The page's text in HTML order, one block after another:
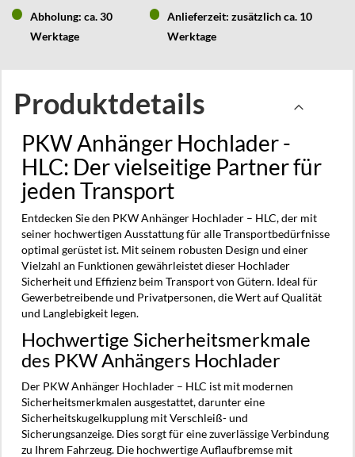
Abholung: ca. 30
Werktage
Anlieferzeit: zusätzlich ca. 10
Werktage
Produktdetails
PKW Anhänger Hochlader -
HLC: Der vielseitige Partner für
jeden Transport
Entdecken Sie den PKW Anhänger Hochlader – HLC, der mit
seiner hochwertigen Ausstattung für alle Transportbedürfnisse
optimal gerüstet ist. Mit seinem robusten Design und einer
Vielzahl an Funktionen gewährleistet dieser Hochlader
Sicherheit und Effizienz beim Transport von Gütern. Ideal für
Gewerbetreibende und Privatpersonen, die Wert auf Qualität
und Langlebigkeit legen.
Hochwertige Sicherheitsmerkmale
des PKW Anhängers Hochlader
Der PKW Anhänger Hochlader – HLC ist mit modernen
Sicherheitsmerkmalen ausgestattet, darunter eine
Sicherheitskugelkupplung mit Verschleiß- und
Sicherungsanzeige. Dies sorgt für eine zuverlässige Verbindung
zu Ihrem Fahrzeug. Die hochwertige Auflaufbremse mit